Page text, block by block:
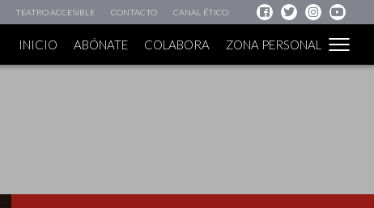
TEATRO ACCESIBLE CONTACTO CANAL ÉTICO
INICIO ABÓNATE COLABORA ZONA PERSONAL